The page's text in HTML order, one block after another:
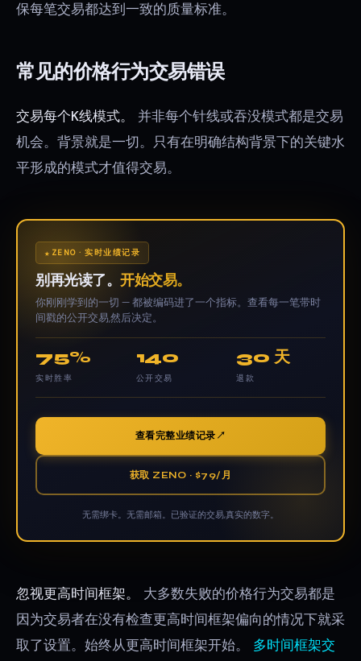
保每笔交易都达到一致的质量标准。
常见的价格行为交易错误
交易每个K线模式。
并非每个针线或吞没模式都是交易
机会。背景就是一切。只有在明确结构背景下的关键水
平形成的模式才值得交易。
ZENO · 实时业绩记录
别再光读了。 开始交易。
你刚刚学到的一切 — 都被编码进了一个指标。查看每一笔带时
间戳的公开交易,然后决定。
75%
实时胜率
140
公开交易
30 天
退款
查看完整业绩记录
获取 ZENO · $79/月
无需绑卡。无需邮箱。已验证的交易,真实的数字。
忽视更高时间框架。
大多数失败的价格行为交易都是
因为交易者在没有检查更高时间框架偏向的情况下就采
取了设置。始终从更高时间框架开始。 多时间框架交